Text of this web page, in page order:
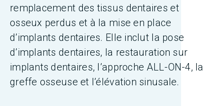
remplacement des tissus dentaires et
osseux perdus et à la mise en place
d’implants dentaires. Elle inclut la pose
d’implants dentaires, la restauration sur
implants dentaires, l’approche ALL-ON-4, la
greffe osseuse et l’élévation sinusale.